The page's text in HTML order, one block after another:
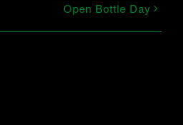
Open Bottle Day